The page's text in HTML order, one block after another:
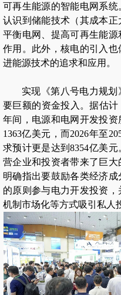
可再生能源的智能电网系
认识到储能技术（其成本
平衡电网、提高可再生能
作用。此外，核电的引入
进能源技术的追求和应用。
实现《第八号电力规
要巨额的资金投入。据估计
年间，电源和电网开发投资
1363亿美元，而2026年至
求预计更是达到8354亿美
营企业和投资者带来了巨
明确指出要鼓励各类经济
的原则参与电力开发投资，
机制市场化等方式吸引私人